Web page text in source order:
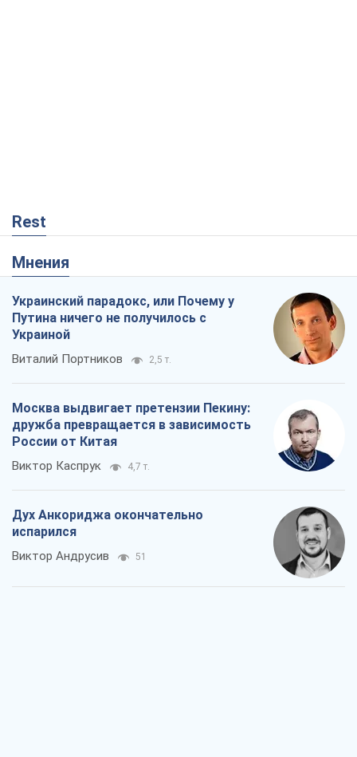
Rest
Мнения
Украинский парадокс, или Почему у
Путина ничего не получилось с
Украиной
Виталий Портников 2,5 т.
Москва выдвигает претензии Пекину:
дружба превращается в зависимость
России от Китая
Виктор Каспрук 4,7 т.
Дух Анкориджа окончательно
испарился
Виктор Андрусив 51